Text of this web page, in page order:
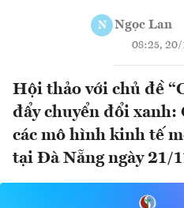
N Ngọc Lan
08:25, 20/
Hội thảo với chủ đề
đẩy chuyển đổi
các mô hình kinh tế
tại Đà Nẵng ngày 21/